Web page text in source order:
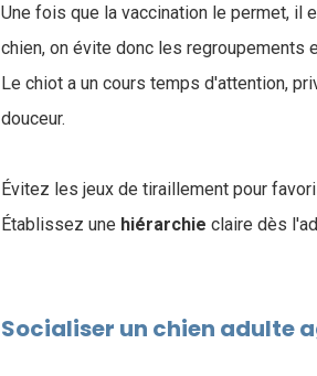
Une fois que la vaccination le permet, il
chien, on évite donc les regroupements
Le chiot a un cours temps d'attention,
douceur.
Évitez les jeux de tiraillement pour
Établissez une hiérarchie claire dès
Socialiser un chien adulte